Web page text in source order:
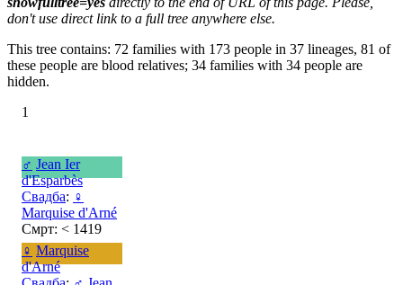
don't use direct link to a full tree anywhere else.
This tree contains: 72 families with 173 people in 37 lineages, 81 of
these people are blood relatives; 34 families with 34 people are
hidden.
1
♂ Jean Ier
d'Esparbès
Свадба: ♀
Marquise d'Arné
Смрт: < 1419
♀ Marquise
d'Arné